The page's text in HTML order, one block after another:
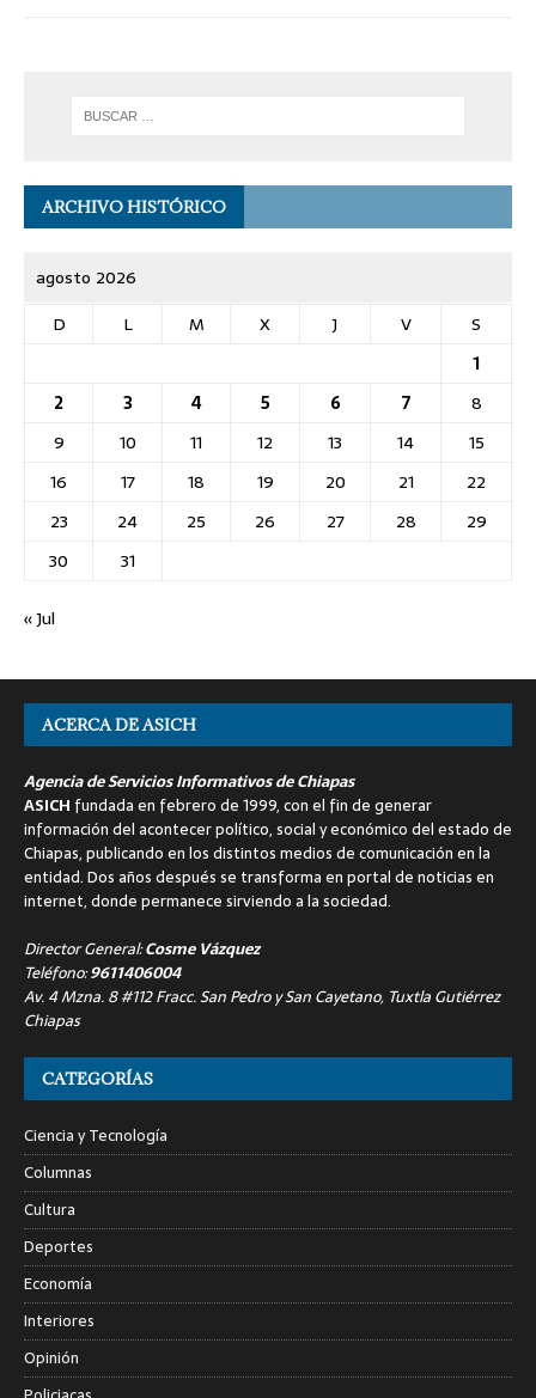
ARCHIVO HISTÓRICO
agosto 2026
D
L M X J V
S
1
2
3 4 5 6 7
8
9
10 11 12 13 14
15
16
17 18 19 20 21
22
23
24 25 26 27 28
29
30
31
« Jul
ACERCA DE ASICH
Agencia de Servicios Informativos de Chiapas
ASICH fundada en febrero de 1999, con el fin de generar
información del acontecer político, social y económico del estado de
Chiapas, publicando en los distintos medios de comunicación en la
entidad. Dos años después se transforma en portal de noticias en
internet, donde permanece sirviendo a la sociedad.
Director General:Cosme Vázquez
Teléfono:9611406004
Av. 4 Mzna. 8 #112 Fracc. San Pedro y San Cayetano, Tuxtla Gutiérrez
Chiapas
CATEGORÍAS
Ciencia y Tecnología
Columnas
Cultura
Deportes
Economía
Interiores
Opinión